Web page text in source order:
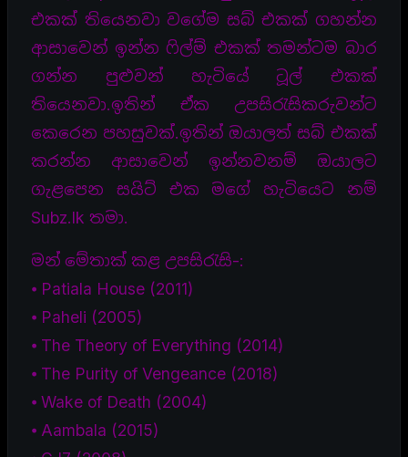
එකක් තියෙනවා වගේම සබ් එකක් ගහන්න
ආසාවෙන් ඉන්න ෆිල්ම් එකක් තමන්ටම බාර
ගන්න පුළුවන් හැටියේ ටූල් එකක්
තියෙනවා.ඉතින් ඒක උපසිරැසිකරුවන්ට
කෙරෙන පහසුවක්.ඉතින් ඔයාලත් සබ් එකක්
කරන්න ආසාවෙන් ඉන්නවනම් ඔයාලට
ගැළපෙන සයිට් එක මගේ හැටියෙට නම්
Subz.lk තමා.
මන් මේතාක් කළ උපසිරැසි-:
⦁ Patiala House (2011)
⦁ Paheli (2005)
⦁ The Theory of Everything (2014)
⦁ The Purity of Vengeance (2018)
⦁ Wake of Death (2004)
⦁ Aambala (2015)